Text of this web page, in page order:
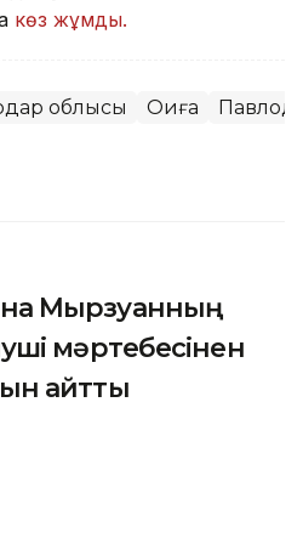
көз жұмды.
облысы Оқиға
Мырзуанның
мәртебесінен
айтты